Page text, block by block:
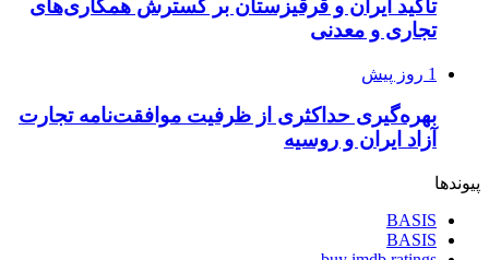
تاکید ایران و قرقیزستان بر گسترش همکاری‌های
تجاری و معدنی
1 روز پیش
بهره‌گیری حداکثری از ظرفیت موافقت‌نامه تجارت
آزاد ایران و روسیه
پیوندها
BASIS
BASIS